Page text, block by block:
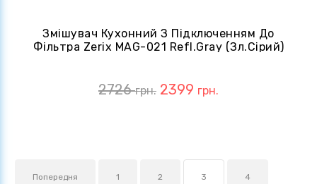
Змішувач Кухонний З Підключенням До
Фільтра Zerix MAG-021 Refl.Gray (зл.сірий)
2726грн. 2399 грн.
Попередня 1 2 3 4